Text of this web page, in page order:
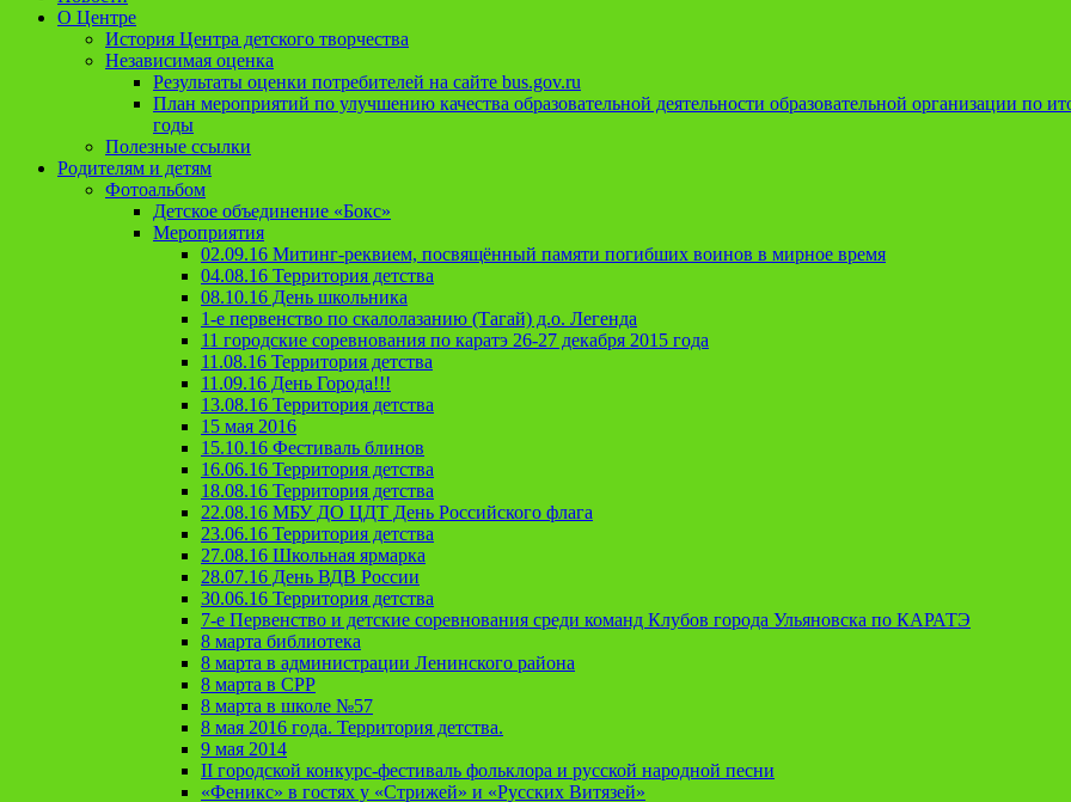
О Центре
История Центра детского творчества
Независимая оценка
Результаты оценки потребителей на сайте bus.gov.ru
План мероприятий по улучшению качества образовательной деятельности образовательной организации по
годы
Полезные ссылки
Родителям и детям
Фотоальбом
Детское объединение «Бокс»
Мероприятия
02.09.16 Митинг-реквием, посвящённый памяти погибших воинов в мирное время
04.08.16 Территория детства
08.10.16 День школьника
1-е первенство по скалолазанию (Тагай) д.о. Легенда
11 городские соревнования по каратэ 26-27 декабря 2015 года
11.08.16 Территория детства
11.09.16 День Города!!!
13.08.16 Территория детства
15 мая 2016
15.10.16 Фестиваль блинов
16.06.16 Территория детства
18.08.16 Территория детства
22.08.16 МБУ ДО ЦДТ День Российского флага
23.06.16 Территория детства
27.08.16 Школьная ярмарка
28.07.16 День ВДВ России
30.06.16 Территория детства
7-е Первенство и детские соревнования среди команд Клубов города Ульяновска по КАРАТЭ
8 марта библиотека
8 марта в администрации Ленинского района
8 марта в СРР
8 марта в школе №57
8 мая 2016 года. Территория детства.
9 мая 2014
II городской конкурс-фестиваль фольклора и русской народной песни
«Феникс» в гостях у «Стрижей» и «Русских Витязей»